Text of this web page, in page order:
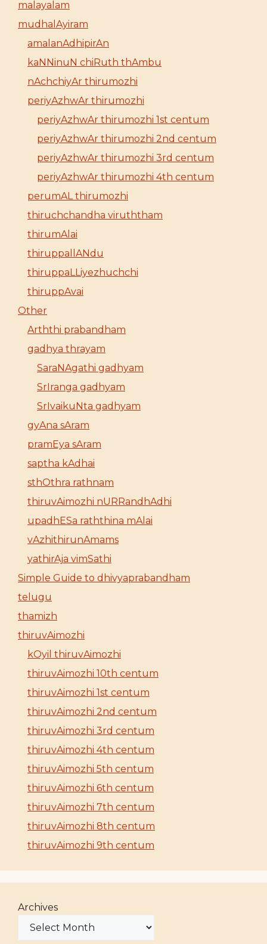
malayalam
mudhalAyiram
amalanAdhipirAn
kaNNinuN chiRuth thAmbu
nAchchiyAr thirumozhi
periyAzhwAr thirumozhi
periyAzhwAr thirumozhi 1st centum
periyAzhwAr thirumozhi 2nd centum
periyAzhwAr thirumozhi 3rd centum
periyAzhwAr thirumozhi 4th centum
perumAL thirumozhi
thiruchchandha viruththam
thirumAlai
thiruppallANdu
thiruppaLLiyezhuchchi
thiruppAvai
Other
Arththi prabandham
gadhya thrayam
SaraNAgathi gadhyam
SrIranga gadhyam
SrIvaikuNta gadhyam
gyAna sAram
pramEya sAram
saptha kAdhai
sthOthra rathnam
thiruvAimozhi nURRandhAdhi
upadhESa raththina mAlai
vAzhithirunAmams
yathirAja vimSathi
Simple Guide to dhivyaprabandham
telugu
thamizh
thiruvAimozhi
kOyil thiruvAimozhi
thiruvAimozhi 10th centum
thiruvAimozhi 1st centum
thiruvAimozhi 2nd centum
thiruvAimozhi 3rd centum
thiruvAimozhi 4th centum
thiruvAimozhi 5th centum
thiruvAimozhi 6th centum
thiruvAimozhi 7th centum
thiruvAimozhi 8th centum
thiruvAimozhi 9th centum
Archives